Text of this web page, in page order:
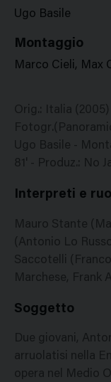
Ugo Basile
Montaggio
Marco Cieli, Max
Orig.: Italia
Ugo Basile -
81' - Produz.: No
Interpreti e
Mauro Stante
(Antonio Lo
Saccotelli
Marchese, Frank
Soggetto
Due giovani,
arruolatisi nella
opera nel Medio